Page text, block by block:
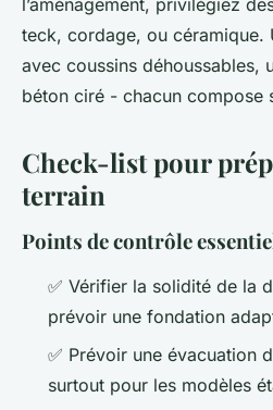
l’aménagement, privilégiez
teck, cordage, ou céramique.
avec coussins déhoussables,
béton ciré - chacun compose
Check-list pour
terrain
Points de contrôle
✅ Vérifier la solidité de la
prévoir une fondation
✅ Prévoir une évacuation
surtout pour les modèles